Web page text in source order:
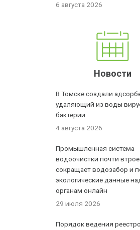
6 августа 2026
Новости
В Томске создали
удаляющий из воды
бактерии
4 августа 2026
Промышленная система
водоочистки почти втрое
сокращает водозабор и
экологические данные
органам онлайн
29 июля 2026
Порядок ведения